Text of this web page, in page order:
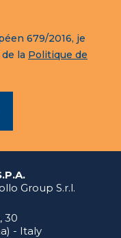
679/2016, je
la Politique de
Group S.r.l.
30
- Italy